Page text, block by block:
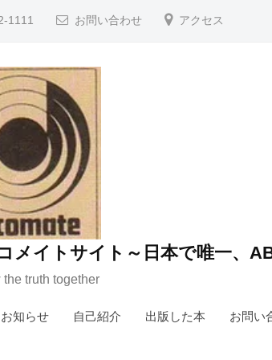
1111 お問い合わせ アクセス
メイトサイト～日本で唯一、
the truth together
お知らせ 自己紹介 出版した本 お問い